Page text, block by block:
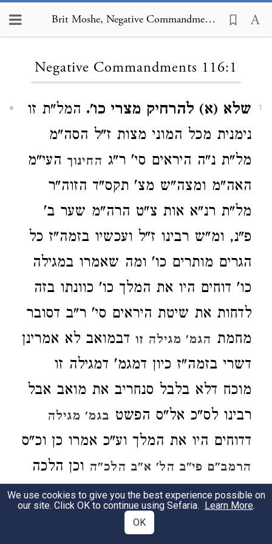
Brit Moshe, Negative Commandments 116:1
Negative Commandments 116:1
1 שלא (א) להרחיק מצרי כו'. המל"ת זו
נימנית מכל המוני מצות ז"ל הסה"מ
מל"ת נ"ה היראים סי' ר"ג החינוך העי"מ
האה"מ ומצה"ש מצ' תקס"ד הזוה"ר
מל"ת רנ"א אות צ"ט הרה"מ שער ב'
פ"נ, ומ"ש רבינו ז"ל ועכשיו בזמה"ז כל
הגרים מותרים כו' ומה שאמרו במגילה
כו' דוחים היו את המלך כו' כוונתו בזה
לדחות את שיטת היראים סי' ר"ב דסובר
מחמת הגמ' מגילה זו דבמואב לא אמרינן
דשרי בזמה"ז כיון דמגמ' דמגילה זו
מוכח דלא בלבל סנחריב את מואב אבל
רבינו לס"כ אל"ס הפשט בגמ' מגילה
דדוחים היו את המלך וע"כ אמרו כן וכ"ס
הרמב"ם פי"ב הל' א"ב הלכ"ה וכן הלכה
בטוש"ע אה"ע סי' ד' אלא לענין מצרי
הביא המחבר שני דעות:
We use cookies to give you the best experience possible on
our site. Click OK to continue using Sefaria. Learn More.
OK